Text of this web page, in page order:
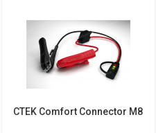
CTEK Comfort Connector M8